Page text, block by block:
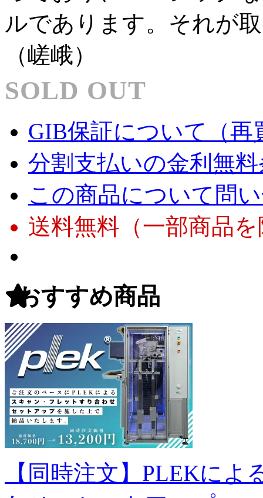
ルであります。それが
（嵯峨）
SOLD OUT
GIB保証について（再
分割支払いの金利無
この商品について問
送料無料（一部商品
おすすめ商品
【同時注文】PLEKに